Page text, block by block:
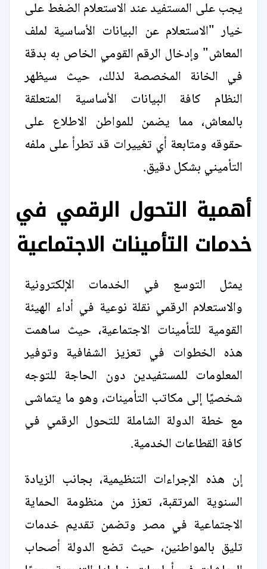
يجب على المستفيد عند الاستعلام الضغط على
خيار "الاستعلام عن البيانات الأساسية لملف
المعاش" وإدخال الرقم القومي الخاص به بدقة
في الخانة المخصصة لذلك، حيث سيظهر
النظام كافة البيانات الأساسية المتعلقة
بالمعاش، مما يضمن للمواطن الاطلاع على
حقوقه ومتابعة أي تغييرات قد تطرأ على ملفه
التأميني بشكل دقيق.
أهمية التحول الرقمي في
خدمات التأمينات الاجتماعية
يمثل التوسع في الخدمات الإلكترونية
والاستعلام الرقمي نقلة نوعية في أداء الهيئة
القومية للتأمينات الاجتماعية، حيث ساهمت
هذه الخطوات في تعزيز الشفافية وتوفير
المعلومات للمستفيدين دون الحاجة للتوجه
شخصيًا إلى مكاتب التأمينات، وهو ما يتماشى
مع خطة الدولة الشاملة للتحول الرقمي في
كافة القطاعات الخدمية.
إن هذه الإجراءات التنظيمية، بجانب الزيادة
السنوية المرتقبة، تعزز من منظومة الحماية
الاجتماعية في مصر وتضمن تقديم خدمات
تليق بالمواطنين، حيث تضع الدولة أصحاب